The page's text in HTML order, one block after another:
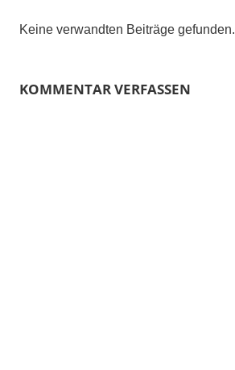
Keine verwandten Beiträge gefunden.
KOMMENTAR VERFASSEN